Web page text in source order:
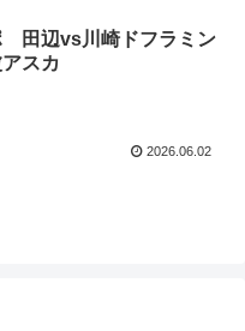
田辺vs川崎ドフラミン
スカ
2026.06.02